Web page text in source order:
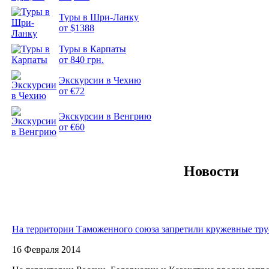
Туры в Шри-Ланку
от $1388
Туры в Карпаты
от 840 грн.
Экскурсии в Чехию
от €72
Экскурсии в Венгрию
от €60
Новости
На территории Таможенного союза запретили кружевные
16 Февраля 2014